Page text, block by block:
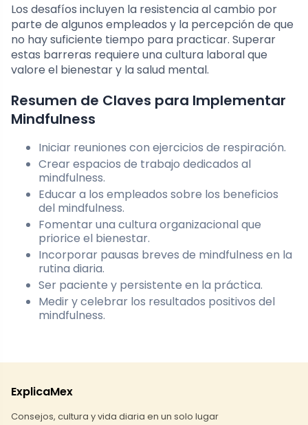
Los desafíos incluyen la resistencia al cambio por
parte de algunos empleados y la percepción de que
no hay suficiente tiempo para practicar. Superar
estas barreras requiere una cultura laboral que
valore el bienestar y la salud mental.
Resumen de Claves para Implementar
Mindfulness
Iniciar reuniones con ejercicios de respiración.
Crear espacios de trabajo dedicados al
mindfulness.
Educar a los empleados sobre los beneficios
del mindfulness.
Fomentar una cultura organizacional que
priorice el bienestar.
Incorporar pausas breves de mindfulness en la
rutina diaria.
Ser paciente y persistente en la práctica.
Medir y celebrar los resultados positivos del
mindfulness.
ExplicaMex
Consejos, cultura y vida diaria en un solo lugar